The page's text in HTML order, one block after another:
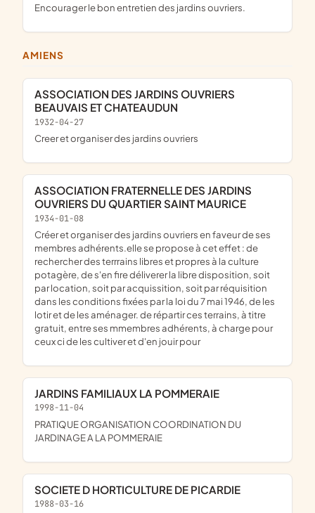
Encourager le bon entretien des jardins ouvriers.
AMIENS
ASSOCIATION DES JARDINS OUVRIERS
BEAUVAIS ET CHATEAUDUN
1932-04-27
Creer et organiser des jardins ouvriers
ASSOCIATION FRATERNELLE DES JARDINS
OUVRIERS DU QUARTIER SAINT MAURICE
1934-01-08
créer et organiser des jardins ouvriers en faveur de ses
membres adhérents.elle se propose à cet effet : de
rechercher des terrrains libres et propres à la culture
potagère, de s'en fire déliverer la libre disposition, soit
par location, soit par acquissition, soit par réquisition
dans les conditions fixées par la loi du 7 mai 1946, de les
lotir et de les aménager. de répartir ces terrains, à titre
gratuit, entre ses mmembres adhérents, à charge pour
ceux ci de les cultiver et d'en jouir pour
JARDINS FAMILIAUX LA POMMERAIE
1998-11-04
PRATIQUE ORGANISATION COORDINATION DU
JARDINAGE A LA POMMERAIE
SOCIETE D HORTICULTURE DE PICARDIE
1988-03-16